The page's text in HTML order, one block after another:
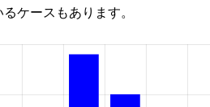
ケースもあります。